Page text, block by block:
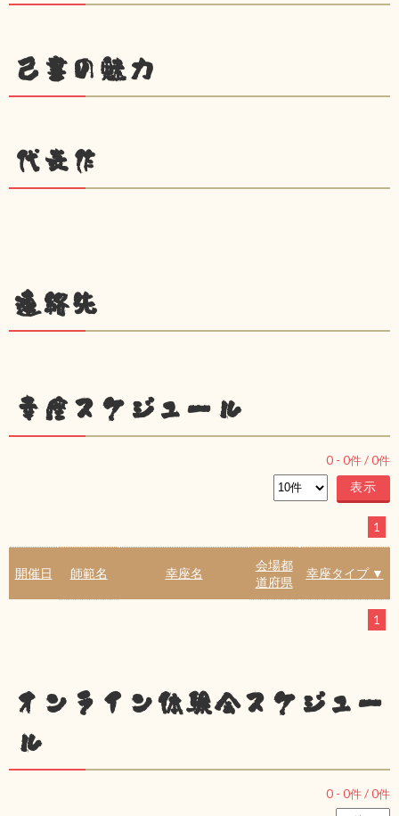
己書の魅力
代表作
連絡先
幸座スケジュール
0 - 0件 /0件
1
開催日 師範名 幸座名
会場都
道府県
幸座タイプ ▼
1
オンライン体験会スケジュー
ル
0 - 0件 /0件